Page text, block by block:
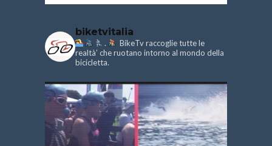
biketvitalia
.
BikeTv raccoglie tutte le
realtà’ che ruotano intorno al mondo della
bicicletta.